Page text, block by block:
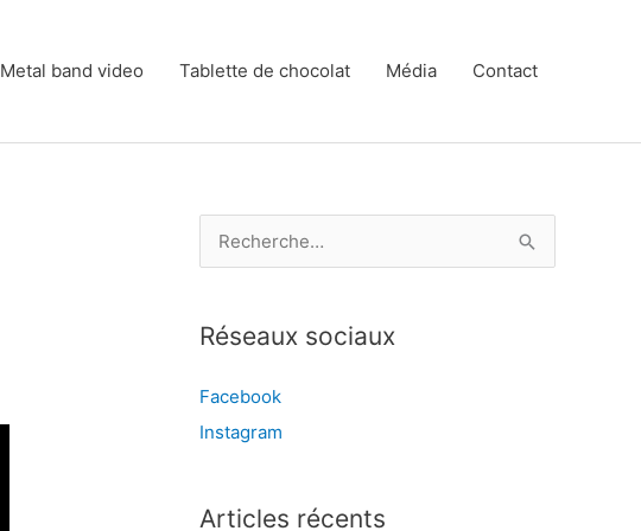
Metal band video Tablette de chocolat Média Contact
e
h
r
c
e
Réseaux sociaux
Facebook
Instagram
Articles récents